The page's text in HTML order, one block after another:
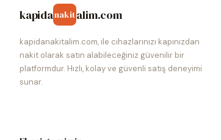
kapidanakitalim.com
kapidanakitalim.com, ile cihazlarınızı kapınızdan
nakit olarak satın alabileceğiniz güvenilir bir
platformdur. Hızlı, kolay ve güvenli satış deneyimi
sunar.